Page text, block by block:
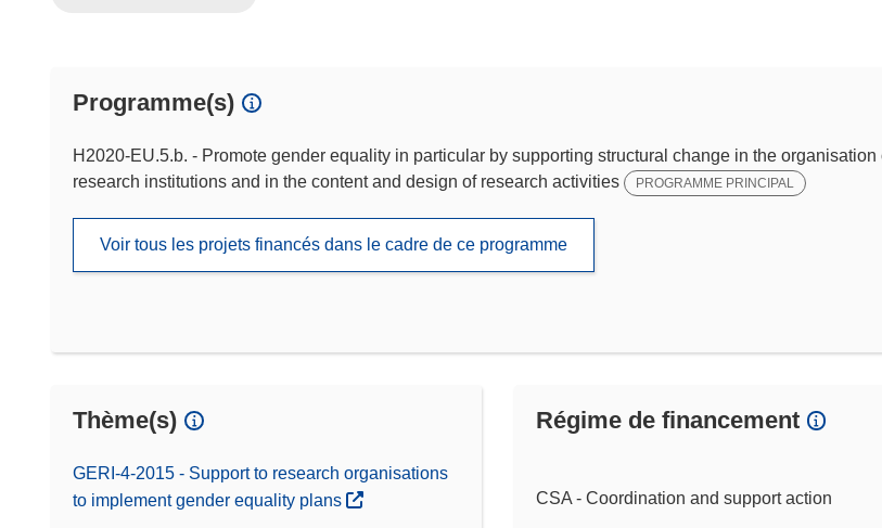
Programme(s)
H2020-EU.5.b. - Promote gender equality in particular by supporting structural change in the organisation
research institutions and in the content and design of research activities
PROGRAMME PRINCIPAL
Voir tous les projets financés dans le cadre de ce programme
Thème(s)
GERI-4-2015 - Support to research organisations
to implement gender equality plans
Régime de financement
CSA - Coordination and support action